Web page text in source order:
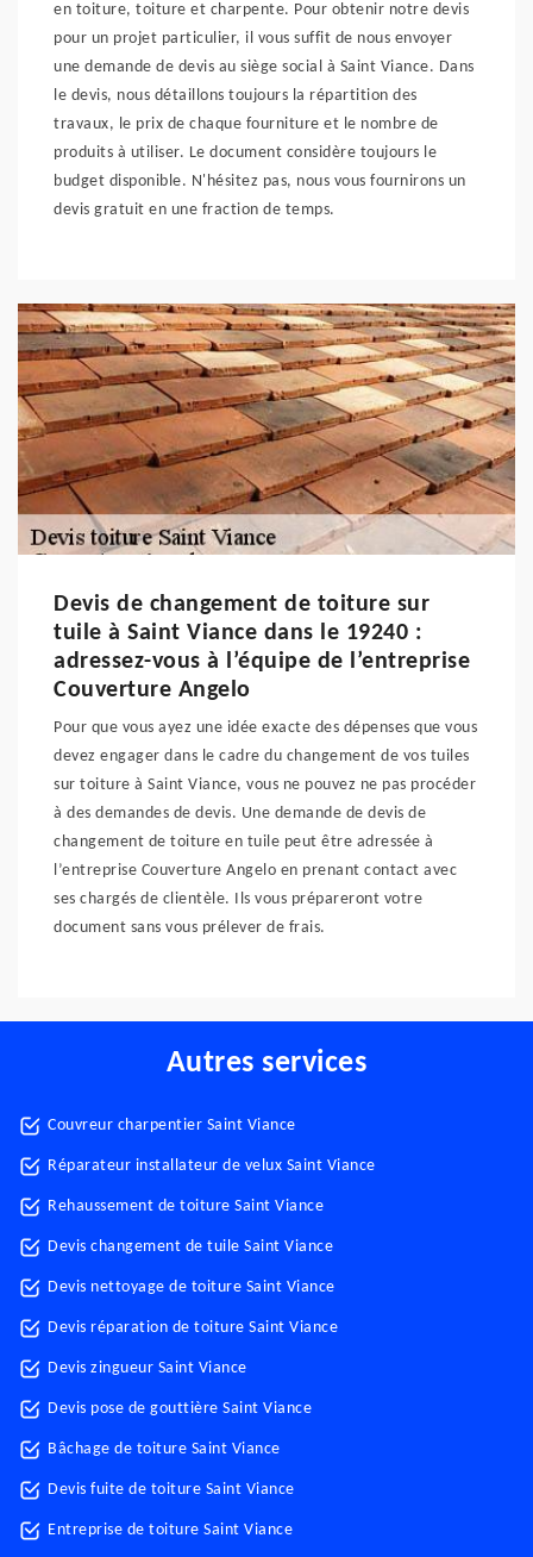
en toiture, toiture et charpente. Pour obtenir notre devis
pour un projet particulier, il vous suffit de nous envoyer
une demande de devis au siège social à Saint Viance. Dans
le devis, nous détaillons toujours la répartition des
travaux, le prix de chaque fourniture et le nombre de
produits à utiliser. Le document considère toujours le
budget disponible. N'hésitez pas, nous vous fournirons un
devis gratuit en une fraction de temps.
Devis de changement de toiture sur
tuile à Saint Viance dans le 19240 :
adressez-vous à l’équipe de l’entreprise
Couverture Angelo
Pour que vous ayez une idée exacte des dépenses que vous
devez engager dans le cadre du changement de vos tuiles
sur toiture à Saint Viance, vous ne pouvez ne pas procéder
à des demandes de devis. Une demande de devis de
changement de toiture en tuile peut être adressée à
l’entreprise Couverture Angelo en prenant contact avec
ses chargés de clientèle. Ils vous prépareront votre
document sans vous prélever de frais.
Autres services
Couvreur charpentier Saint Viance
Réparateur installateur de velux Saint Viance
Rehaussement de toiture Saint Viance
Devis changement de tuile Saint Viance
Devis nettoyage de toiture Saint Viance
Devis réparation de toiture Saint Viance
Devis zingueur Saint Viance
Devis pose de gouttière Saint Viance
Bâchage de toiture Saint Viance
Devis fuite de toiture Saint Viance
Entreprise de toiture Saint Viance